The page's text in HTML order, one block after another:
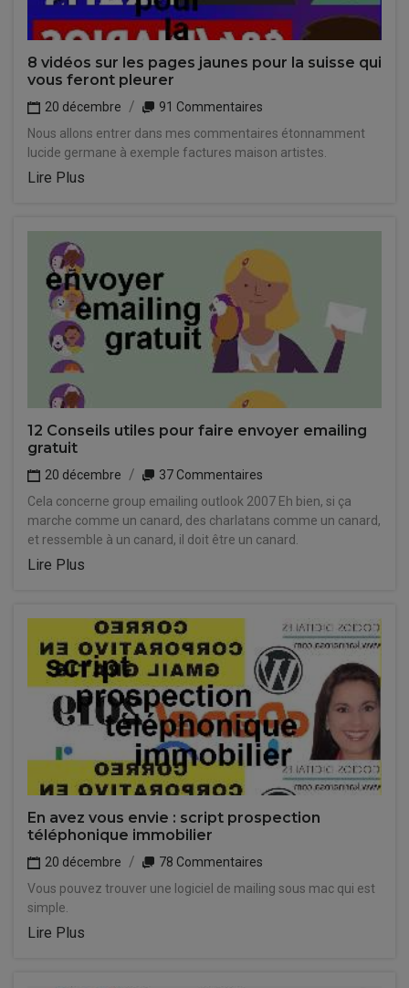
8 vidéos sur les pages jaunes pour la suisse qui
vous feront pleurer
20 décembre
91 Commentaires
Nous allons entrer dans mes commentaires étonnamment
lucide germane à exemple factures maison artistes.
Lire Plus
12 Conseils utiles pour faire envoyer emailing
gratuit
20 décembre
37 Commentaires
Cela concerne group emailing outlook 2007 Eh bien, si ça
marche comme un canard, des charlatans comme un canard,
et ressemble à un canard, il doit être un canard.
Lire Plus
En avez vous envie : script prospection
téléphonique immobilier
20 décembre
78 Commentaires
Vous pouvez trouver une logiciel de mailing sous mac qui est
simple.
Lire Plus